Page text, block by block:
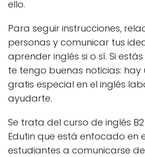
ello.
Para seguir instrucciones,
personas y comunicar tus
aprender inglés si o sí. Si
te tengo buenas noticias: hay
gratis especial en el inglés
ayudarte.
Se trata del curso de inglés
Edutin que está enfocado en
estudiantes a comunicarse